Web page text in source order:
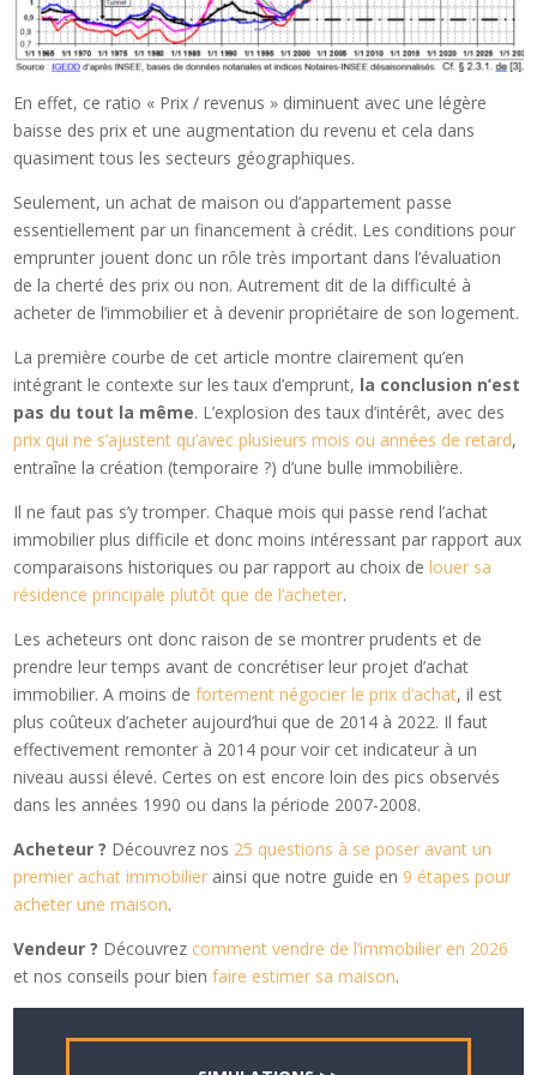
En effet, ce ratio « Prix / revenus » diminuent avec une légère
baisse des prix et une augmentation du revenu et cela dans
quasiment tous les secteurs géographiques.
Seulement, un achat de maison ou d’appartement passe
essentiellement par un financement à crédit. Les conditions pour
emprunter jouent donc un rôle très important dans l’évaluation
de la cherté des prix ou non. Autrement dit de la difficulté à
acheter de l’immobilier et à devenir propriétaire de son logement.
La première courbe de cet article montre clairement qu’en
intégrant le contexte sur les taux d’emprunt, la conclusion n’est
pas du tout la même. L’explosion des taux d’intérêt, avec des
prix qui ne s’ajustent qu’avec plusieurs mois ou années de retard,
entraîne la création (temporaire ?) d’une bulle immobilière.
Il ne faut pas s’y tromper. Chaque mois qui passe rend l’achat
immobilier plus difficile et donc moins intéressant par rapport aux
comparaisons historiques ou par rapport au choix delouer sa
résidence principale plutôt que de l’acheter.
Les acheteurs ont donc raison de se montrer prudents et de
prendre leur temps avant de concrétiser leur projet d’achat
immobilier. A moins defortement négocier le prix d’achat, il est
plus coûteux d’acheter aujourd’hui que de 2014 à 2022. Il faut
effectivement remonter à 2014 pour voir cet indicateur à un
niveau aussi élevé. Certes on est encore loin des pics observés
dans les années 1990 ou dans la période 2007-2008.
Acheteur ? Découvrez nos 25 questions à se poser avant un
premier achat immobilier ainsi que notre guide en 9 étapes pour
acheter une maison.
Vendeur ? Découvrez comment vendre de l’immobilier en 2026
et nos conseils pour bienfaire estimer sa maison.